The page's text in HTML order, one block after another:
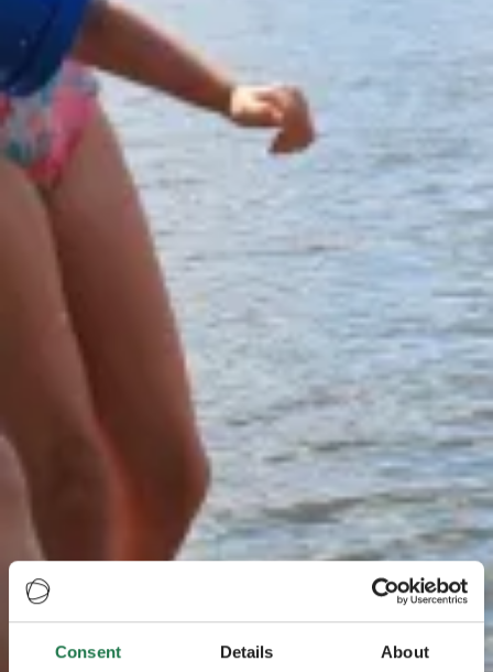
Consent Details About